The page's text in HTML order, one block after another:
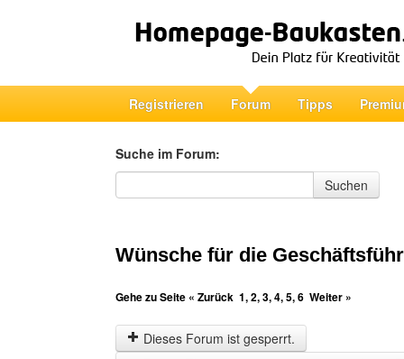
Registrieren Forum Tipps
Suche im Forum:
Suche im Forum
Suchen
Wünsche für die
Gehe zu Seite « Zurück 1,2,3,4,5,6 Weiter »
Dieses Forum ist gesperrt.